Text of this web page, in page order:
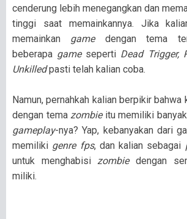
cenderung lebih menegangkan dan
tinggi saat memainkannya. Jika
memainkan game dengan tema
beberapa game seperti Dead Trigger,
Unkilledpasti telah kalian coba.
Namun, pernahkah kalian berpikir bahwa
dengan temazombie itu memiliki
gameplay-nya? Yap, kebanyakan dari
memiliki genre fps, dan kalian sebagai
untuk menghabisizombiedengan
miliki.